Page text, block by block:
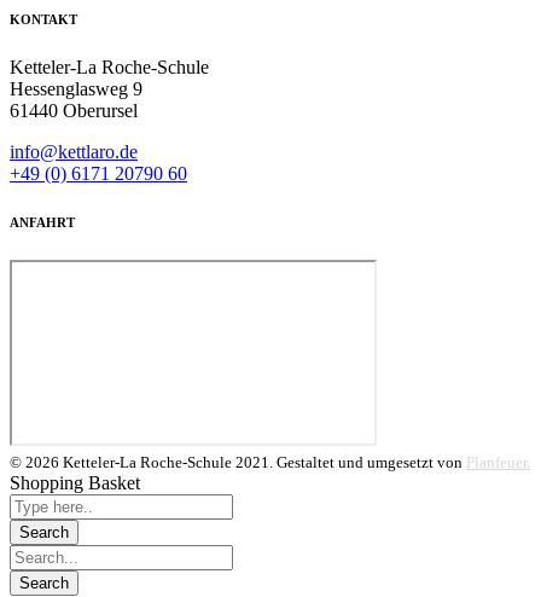
KONTAKT
Ketteler-La Roche-Schule
Hessenglasweg 9
61440 Oberursel
info@kettlaro.de
+49 (0) 6171 20790 60
ANFAHRT
© 2026 Ketteler-La Roche-Schule 2021. Gestaltet und umgesetzt von Planfeuer.
Shopping Basket